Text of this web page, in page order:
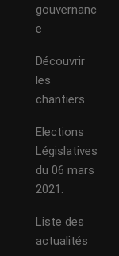
gouvernanc
e
Découvrir
les
chantiers
Elections
Législatives
du 06 mars
2021.
Liste des
actualités